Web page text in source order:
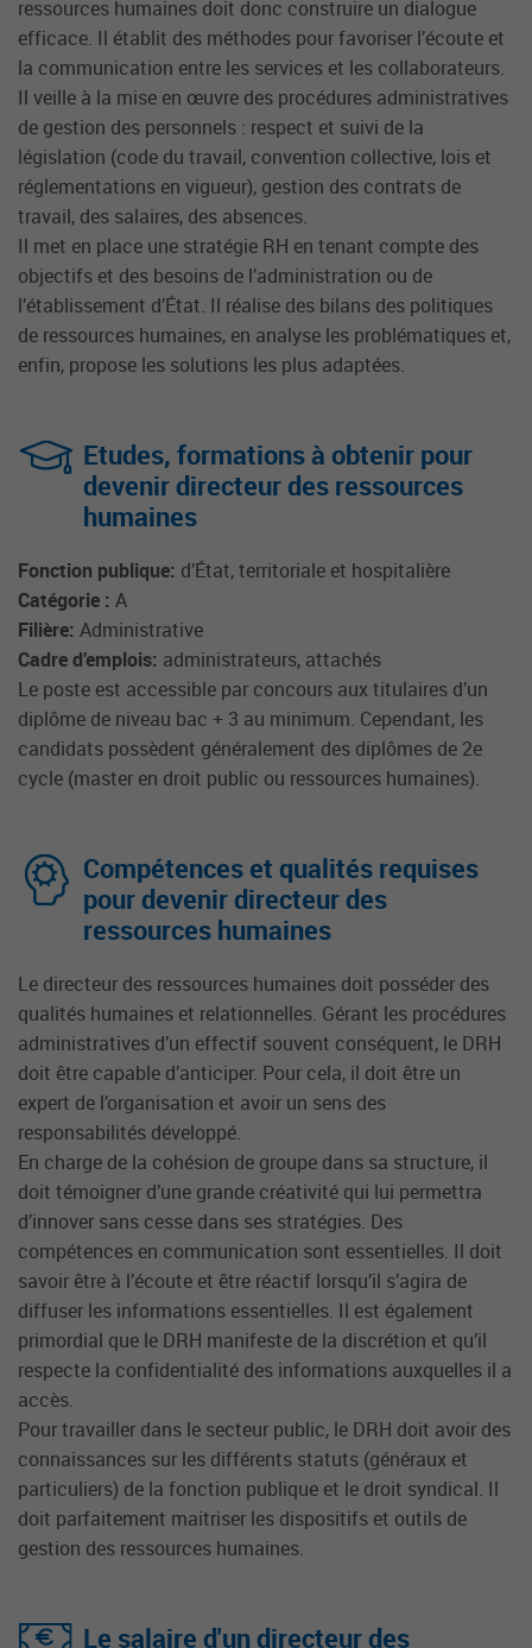
ressources humaines doit donc construire un dialogue
efficace. Il établit des méthodes pour favoriser l’écoute et
la communication entre les services et les collaborateurs.
Il veille à la mise en œuvre des procédures administratives
de gestion des personnels : respect et suivi de la
législation (code du travail, convention collective, lois et
réglementations en vigueur), gestion des contrats de
travail, des salaires, des absences.
Il met en place une stratégie RH en tenant compte des
objectifs et des besoins de l’administration ou de
l’établissement d’État. Il réalise des bilans des politiques
de ressources humaines, en analyse les problématiques et,
enfin, propose les solutions les plus adaptées.
Etudes, formations à obtenir pour
devenir directeur des ressources
humaines
Fonction publique: d’État, territoriale et hospitalière
Catégorie : A
Filière: Administrative
Cadre d’emplois: administrateurs, attachés
Le poste est accessible par concours aux titulaires d’un
diplôme de niveau bac + 3 au minimum. Cependant, les
candidats possèdent généralement des diplômes de 2e
cycle (master en droit public ou ressources humaines).
Compétences et qualités requises
pour devenir directeur des
ressources humaines
Le directeur des ressources humaines doit posséder des
qualités humaines et relationnelles. Gérant les procédures
administratives d’un effectif souvent conséquent, le DRH
doit être capable d’anticiper. Pour cela, il doit être un
expert de l’organisation et avoir un sens des
responsabilités développé.
En charge de la cohésion de groupe dans sa structure, il
doit témoigner d’une grande créativité qui lui permettra
d’innover sans cesse dans ses stratégies. Des
compétences en communication sont essentielles. Il doit
savoir être à l’écoute et être réactif lorsqu’il s’agira de
diffuser les informations essentielles. Il est également
primordial que le DRH manifeste de la discrétion et qu’il
respecte la confidentialité des informations auxquelles il a
accès.
Pour travailler dans le secteur public, le DRH doit avoir des
connaissances sur les différents statuts (généraux et
particuliers) de la fonction publique et le droit syndical. Il
doit parfaitement maitriser les dispositifs et outils de
gestion des ressources humaines.
Le salaire d'un directeur des